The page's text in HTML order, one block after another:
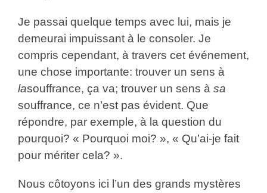
Je passai quelque temps avec lui, mais je
demeurai impuissant à le consoler. Je
compris cependant, à travers cet événement,
une chose importante: trouver un sens à
lasouffrance, ça va; trouver un sens à sa
souffrance, ce n’est pas évident. Que
répondre, par exemple, à la question du
pourquoi? « Pourquoi moi? », « Qu’ai-je fait
pour mériter cela? ».
Nous côtoyons ici l’un des grands mystères